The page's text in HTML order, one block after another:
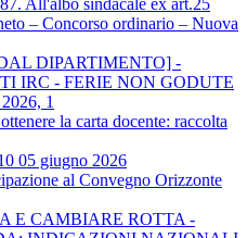
All'albo sindacale ex art.25
– Concorso ordinario – Nuova
DIPARTIMENTO] -
IRC - FERIE NON GODUTE
1
la carta docente: raccolta
05 giugno 2026
al Convegno Orizzonte
E CAMBIARE ROTTA -